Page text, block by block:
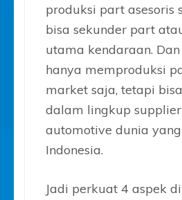
produksi part asesoris
bisa sekunder part
utama kendaraan.
hanya memproduksi
market saja, tetapi
dalam lingkup supplier
automotive dunia
Indonesia.
Jadi perkuat 4 aspek